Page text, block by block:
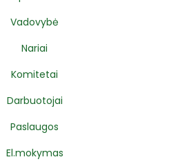
Vadovybė
Nariai
Komitetai
Darbuotojai
Paslaugos
El.mokymas